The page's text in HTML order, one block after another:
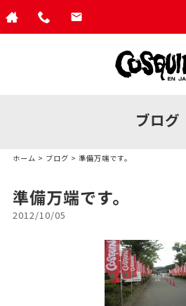
ブログ
ホーム > ブログ > 準備万端です。
準備万端です。
2012/10/05